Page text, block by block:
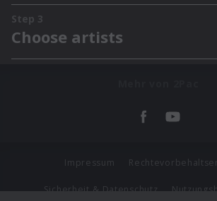
Impressum
Sicherheit & Datenschutz